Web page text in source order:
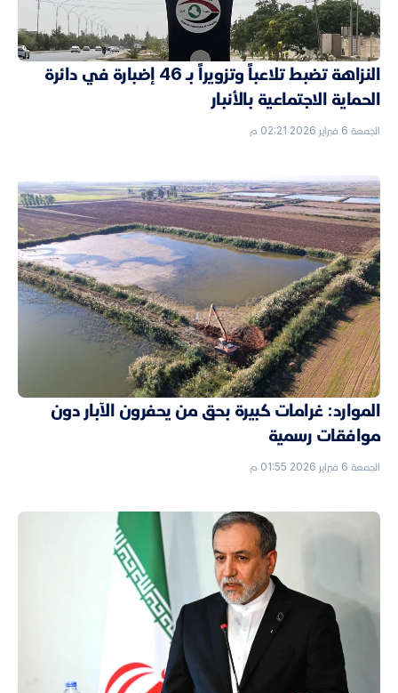
النزاهة تضبط تلاعباً وتزويراً بـ 46 إضبارة في دائرة
الحماية الاجتماعية بالأنبار
الجمعة 6 فبراير 2026 02:21 م
الموارد: غرامات كبيرة بحق من يحفرون الآبار دون
موافقات رسمية
الجمعة 6 فبراير 2026 01:55 م